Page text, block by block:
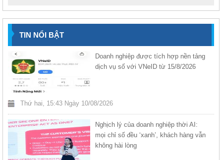
TIN NỔI BẬT
Doanh nghiệp được tích hợp nền tảng
dịch vụ số với VNeID từ 15/8/2026
Thứ hai, 15:43 Ngày 10/08/2026
Nghịch lý của doanh nghiệp thời AI:
mọi chỉ số đều ‘xanh’, khách hàng vẫn
không hài lòng